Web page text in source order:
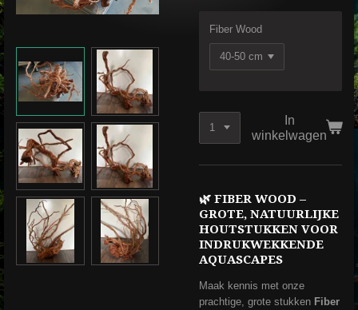
Fiber Wood
In
winkelwagen
🌿 FIBER WOOD –
GROTE, NATUURLIJKE
HOUTSTUKKEN VOOR
INDRUKWEKKENDE
AQUASCAPES
Maak kennis met onze
prachtige, grote stukken Fiber